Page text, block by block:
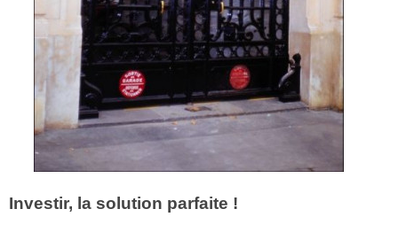
Investir, la solution parfaite !